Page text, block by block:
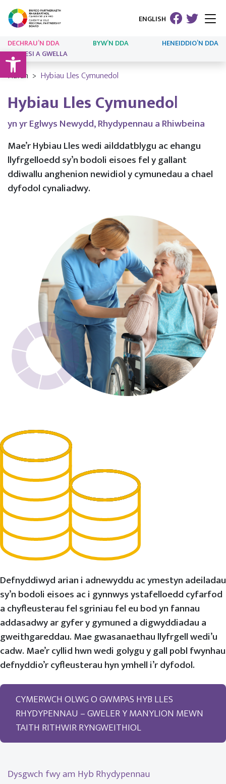
Open toolbar
ENGLISH
DECHRAU’N DDA BYW’N DDA
HENEIDDIO’N DDA
ARLOESI A GWELLA
Hafan Hybiau Lles Cymunedol
Hybiau Lles Cymunedol
yn yr Eglwys Newydd, Rhydypennau a Rhiwbeina
Mae’r Hybiau Lles wedi ailddatblygu ac ehangu
llyfrgelloedd sy’n bodoli eisoes fel y gallant
ddiwallu anghenion newidiol y cymunedau a chael
dyfodol cynaliadwy.
Defnyddiwyd arian i adnewyddu ac ymestyn adeiladau
sy’n bodoli eisoes ac i gynnwys ystafelloedd cyfarfod
a chyfleusterau fel sgriniau fel eu bod yn fannau
addasadwy ar gyfer y gymuned a digwyddiadau a
gweithgareddau. Mae gwasanaethau llyfrgell wedi’u
cadw. Mae’r cyllid hwn wedi golygu y gall pobl fwynhau
defnyddio’r cyfleusterau hyn ymhell i’r dyfodol.
CYMERWCH OLWG O GWMPAS HYB LLES
RHYDYPENNAU – GWELER Y MANYLION MEWN
TAITH RITHWIR RYNGWEITHIOL
Dysgwch fwy am Hyb Rhydypennau